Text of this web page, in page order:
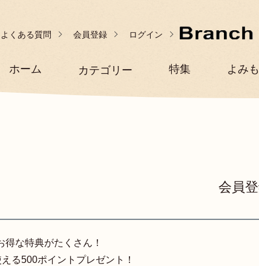
よくある質問 会員登録 ログイン
ホーム カテゴリー 特集 よみ
会員
な特典がたくさん！
る500ポイントプレゼント！